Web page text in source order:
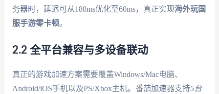
务器时，延迟可从180ms优化至60ms，真正实现海外玩国
服手游零卡顿。
2.2 全平台兼容与多设备联动
真正的游戏加速方案需要覆盖Windows/Mac电脑、
Android/iOS手机以及PS/Xbox主机。番茄加速器支持5台